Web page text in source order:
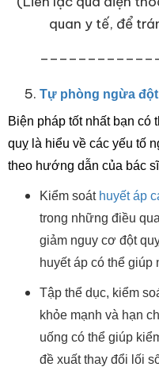
quan y tế, để
Tự phòng ngừa
Biện pháp tốt nhất bạn có
quỵ là hiểu về các yếu tố
theo hướng dẫn của bác
Kiểm soát huyết áp
trong những điều
giảm nguy cơ đột
huyết áp có thể giúp
Tập thể dục, kiểm
khỏe mạnh và hạn
uống có thể giúp
đề xuất thay đổi lối